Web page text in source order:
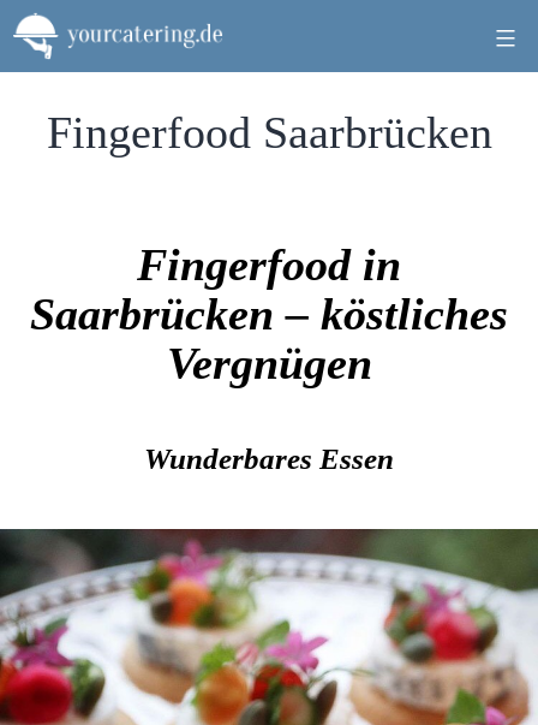
Zum
Inhalt
springen
Fingerfood Saarbrücken
Fingerfood in
Saarbrücken – köstliches
Vergnügen
Wunderbares Essen